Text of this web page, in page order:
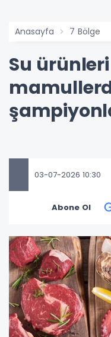
Anasayfa 7 Bölge
Su
03-07-2026 10:30
Abone Ol